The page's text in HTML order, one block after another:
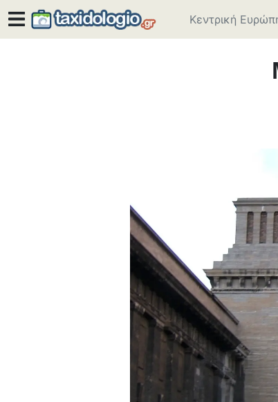
Κεντρική